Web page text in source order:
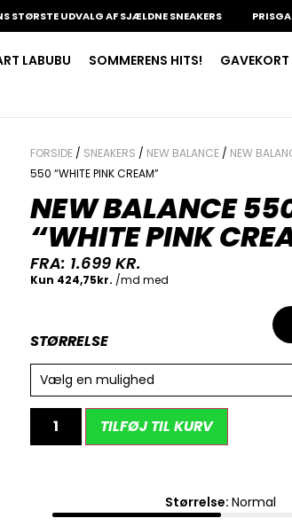
UDVALG AF SJÆLDNE SNEAKERS PRISGARANTI
LABUBU SOMMERENS HITS! GAVEKORT
FORSIDE/ SNEAKERS / NEW BALANCE/ NEW
550 “WHITE PINK CREAM”
NEW BALANCE
“WHITE PINK
FRA: 1.699 KR.
STØRRELSE
Vælg en mulighed
TILFØJ TIL KURV
Størrelse:Normal